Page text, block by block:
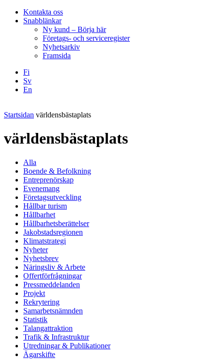
Kontakta oss
Snabblänkar
Ny kund – Börja här
Företags- och serviceregister
Nyhetsarkiv
Framsida
Fi
Sv
En
Startsidan världensbästaplats
världensbästaplats
Alla
Boende & Befolkning
Entreprenörskap
Evenemang
Företagsutveckling
Hållbar turism
Hållbarhet
Hållbarhetsberättelser
Jakobstadsregionen
Klimatstrategi
Nyheter
Nyhetsbrev
Näringsliv & Arbete
Offertförfrågningar
Pressmeddelanden
Projekt
Rekrytering
Samarbetsnämnden
Statistik
Talangattraktion
Trafik & Infrastruktur
Utredningar & Publikationer
Ägarskifte